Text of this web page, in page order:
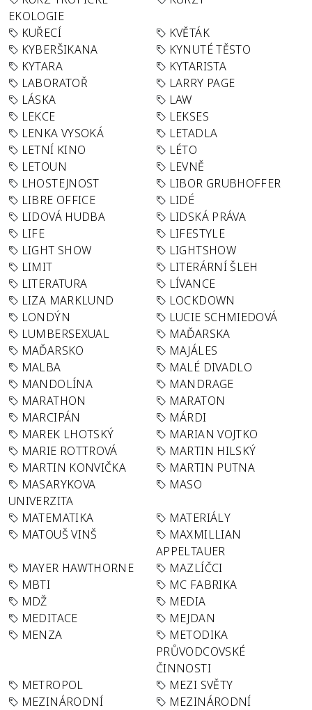
EKOLOGIE
KUŘECÍ
KVĚTÁK
KYBERŠIKANA
KYNUTÉ TĚSTO
KYTARA
KYTARISTA
LABORATOŘ
LARRY PAGE
LÁSKA
LAW
LEKCE
LEKSES
LENKA VYSOKÁ
LETADLA
LETNÍ KINO
LÉTO
LETOUN
LEVNĚ
LHOSTEJNOST
LIBOR GRUBHOFFER
LIBRE OFFICE
LIDÉ
LIDOVÁ HUDBA
LIDSKÁ PRÁVA
LIFE
LIFESTYLE
LIGHT SHOW
LIGHTSHOW
LIMIT
LITERÁRNÍ ŠLEH
LITERATURA
LÍVANCE
LIZA MARKLUND
LOCKDOWN
LONDÝN
LUCIE SCHMIEDOVÁ
LUMBERSEXUAL
MAĎARSKA
MAĎARSKO
MAJÁLES
MALBA
MALÉ DIVADLO
MANDOLÍNA
MANDRAGE
MARATHON
MARATON
MARCIPÁN
MÁRDI
MAREK LHOTSKÝ
MARIAN VOJTKO
MARIE ROTTROVÁ
MARTIN HILSKÝ
MARTIN KONVIČKA
MARTIN PUTNA
MASARYKOVA
UNIVERZITA
MASO
MATEMATIKA
MATERIÁLY
MATOUŠ VINŠ
MAXMILLIAN
APPELTAUER
MAYER HAWTHORNE
MAZLÍČCI
MBTI
MC FABRIKA
MDŽ
MEDIA
MEDITACE
MEJDAN
MENZA
METODIKA
PRŮVODCOVSKÉ
ČINNOSTI
METROPOL
MEZI SVĚTY
MEZINÁRODNÍ
MEZINÁRODNÍ